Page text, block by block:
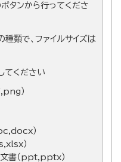
タンから行ってくださ
類で、ファイルサイズは
てください
）
）
）
（ppt,pptx）